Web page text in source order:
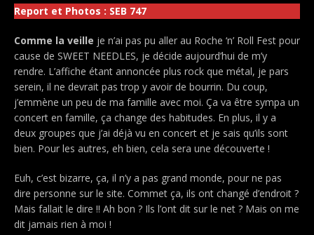
Report et Photos : SEB 747
Comme la veille je n’ai pas pu aller au Roche ‘n’ Roll Fest pour
cause de SWEET NEEDLES, je décide aujourd’hui de m’y
rendre. L’affiche étant annoncée plus rock que métal, je pars
serein, il ne devrait pas trop y avoir de bourrin. Du coup,
j’emmène un peu de ma famille avec moi. Ça va être sympa un
concert en famille, ça change des habitudes. En plus, il y a
deux groupes que j’ai déjà vu en concert et je sais qu’ils sont
bien. Pour les autres, eh bien, cela sera une découverte !
Euh, c’est bizarre, ça, il n’y a pas grand monde, pour ne pas
dire personne sur le site. Commet ça, ils ont changé d’endroit ?
Mais fallait le dire !! Ah bon ? Ils l’ont dit sur le net ? Mais on me
dit jamais rien à moi !